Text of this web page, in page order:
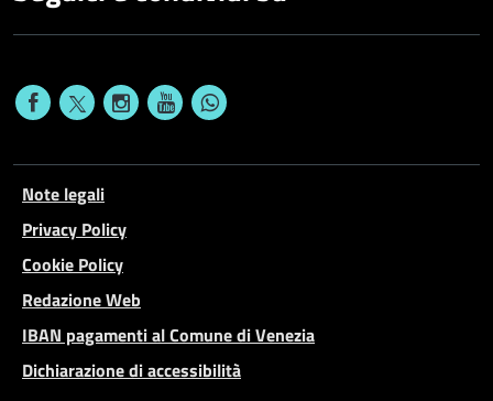
Note legali
Privacy Policy
Cookie Policy
Redazione Web
IBAN pagamenti al Comune di Venezia
Dichiarazione di accessibilità